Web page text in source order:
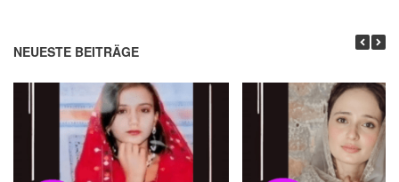
NEUESTE BEITRÄGE